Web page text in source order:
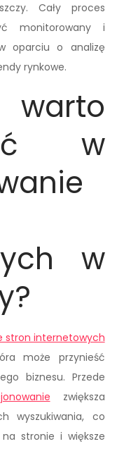
Cały proces
monitorowany i
oparciu o analizę
rynkowe.
warto
w
w
stron internetowych
może przynieść
biznesu. Przede
zwiększa
wyszukiwania, co
stronie i większe